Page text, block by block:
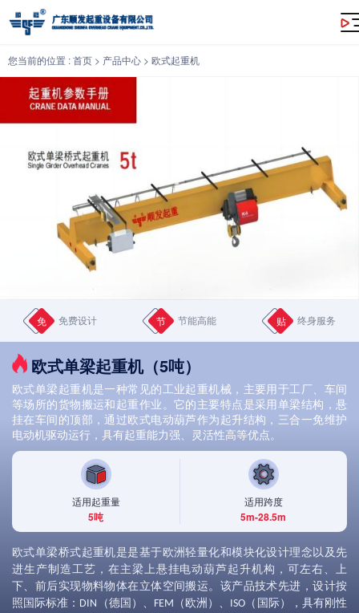
欧式单梁起重机（5吨）
您当前的位置 :首页 > 产品中心 > 欧式起重机
免 免费设计 节 节能高能 贴 终身服务
欧式单梁起重机（5吨）
欧式单梁 起重机是一种常见的工业起重机械，主要用于工厂、车间
等场所的货物搬运和起重作业。它的主要特点是采用单梁结构，悬
挂在车间的顶部，通过欧式电动葫芦作为起升结构，三合一免维护
电动机驱动运行，具有起重能力强、灵活性高等优点。
适用起重量
5吨
适用跨度
5m-28.5m
欧式单梁桥式起重机是是基于欧洲轻量化和模块化设计理念以及先
进生产制造工艺 ，在主梁上悬挂电动葫芦起升机构，可左右、上
下、前后实现物料物体在立体空间搬运 。 该产品技术先进，设计按
照国际标准： DIN （德国）、 FEM （欧洲）、 ISO （国际），具有刚性